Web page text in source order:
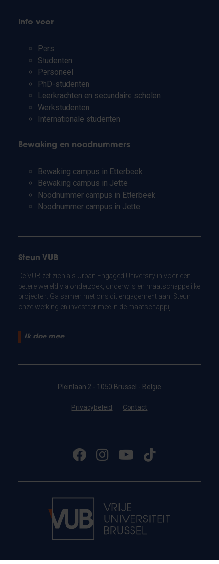
Info voor
Pers
Studenten
Personeel
PhD-studenten
Leerkrachten en secundaire scholen
Werkstudenten
Internationale studenten
Bewaking en noodnummers
Bewaking campus in Etterbeek
Bewaking campus in Jette
Noodnummer campus in Etterbeek
Noodnummer campus in Jette
Steun VUB
De VUB zet zich als Urban Engaged University in voor een
betere wereld via onderzoek, onderwijs en maatschappelijke
projecten. Ga samen met ons dit engagement aan. Steun
onze werking en investeer mee in de maatschappij.
Ik doe mee
Pleinlaan 2 - 1050 Brussel - België
Privacybeleid Contact